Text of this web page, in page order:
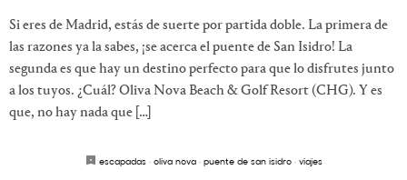
Si eres de Madrid, estás de suerte por partida doble. La primera de
las razones ya la sabes, ¡se acerca el puente de San Isidro! La
segunda es que hay un destino perfecto para que lo disfrutes junto
a los tuyos. ¿Cuál? Oliva Nova Beach & Golf Resort (CHG). Y es
que, no hay nada que […]
escapadas· oliva nova· puente de san isidro· viajes